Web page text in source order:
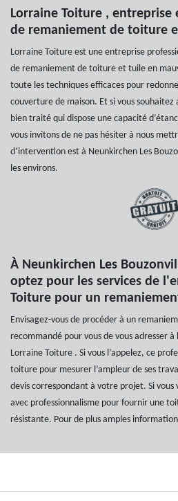
Lorraine Toiture , entreprise
de remaniement de toiture
Lorraine Toiture est une entreprise
de remaniement de toiture et tuile en
toute les techniques efficaces pour
couverture de maison. Et si vous
bien traité qui dispose une capacité
vous invitons de ne pas hésiter à nous
d’intervention est à Neunkirchen Les
les environs.
À Neunkirchen Les
optez pour les services de
Toiture pour un
Envisagez-vous de procéder à un
recommandé pour vous de vous adresser
Lorraine Toiture . Si vous l’appelez, ce
toiture pour mesurer l’ampleur de ses
devis correspondant à votre projet. Si
avec professionnalisme pour fournir une
résistante. Pour de plus amples